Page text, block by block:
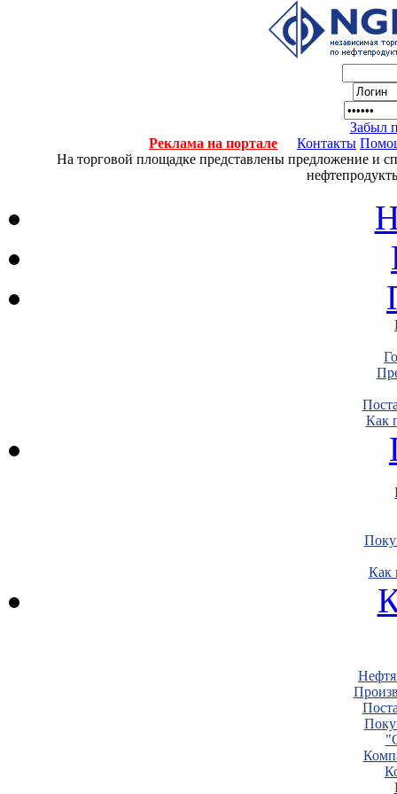
Забыл
Реклама на портале
Контакты
На торговой площадке представлены предложение и
Как
Как